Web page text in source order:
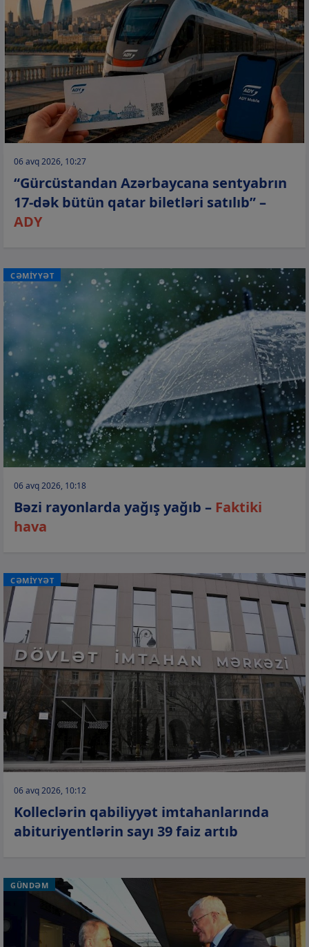
06 avq 2026, 10:27
“Gürcüstandan Azərbaycana sentyabrın
17-dək bütün qatar biletləri satılıb” –
ADY
CƏMİYYƏT
06 avq 2026, 10:18
Bəzi rayonlarda yağış yağıb – Faktiki
hava
CƏMİYYƏT
06 avq 2026, 10:12
Kolleclərin qabiliyyət imtahanlarında
abituriyentlərin sayı 39 faiz artıb
GÜNDƏM